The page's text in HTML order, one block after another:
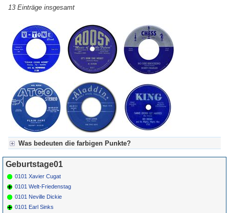
13 Einträge insgesamt
Was bedeuten die farbigen Punkte?
Für Axel's Tageskalender:
Grün = Kurzgeschichte
Grün! = fachlich bestimmt spannend, nicht verpassen!
Grün+ = Stundenbeitrag
Gelb = Kurzgeschichten oder Stundensendungen in Arbeit
Blau = Beschreibungstext (beschreibender Text)
Geburtstage01
0101 Xavier Cugat
0101 Welt-Friedenstag
0101 Neville Dickie
0101 Earl Sinks